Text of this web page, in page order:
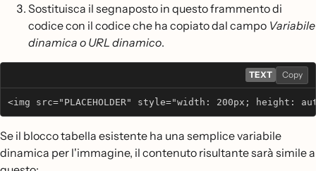
Sostituisca il segnaposto in questo frammento di
codice con il codice che ha copiato dal campo Variabile
dinamica o URL dinamico.
TEXT Copy
<img src="PLACEHOLDER" style="width: 200px; height:
Se il blocco tabella esistente ha una semplice variabile
dinamica per l'immagine, il contenuto risultante sarà simile a